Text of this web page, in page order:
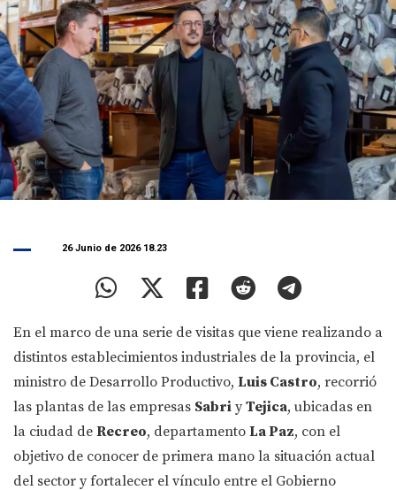
26 Junio de 2026 18.23
En el marco de una serie de visitas que viene realizando a
distintos establecimientos industriales de la provincia, el
ministro de Desarrollo Productivo, Luis Castro, recorrió
las plantas de las empresas Sabri yTejica, ubicadas en
la ciudad de Recreo, departamento La Paz, con el
objetivo de conocer de primera mano la situación actual
del sector y fortalecer el vínculo entre el Gobierno